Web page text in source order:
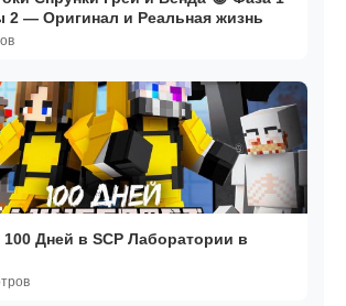
2 — Оригинал и Реальная жизнь
Дней в SCP Лаборатории в